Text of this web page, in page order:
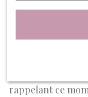
cérémonie.
en France, cette
rappelant ce